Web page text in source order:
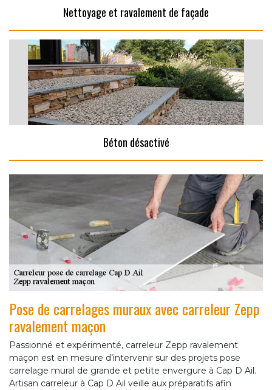
Nettoyage et ravalement de façade
Béton désactivé
Pose de carrelages muraux avec carreleur Zepp
ravalement maçon
Passionné et expérimenté, carreleur Zepp ravalement
maçon est en mesure d’intervenir sur des projets pose
carrelage mural de grande et petite envergure à Cap D Ail.
Artisan carreleur à Cap D Ail veille aux préparatifs afin